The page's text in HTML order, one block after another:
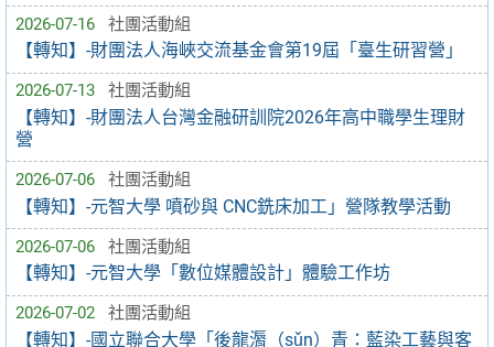
2026-07-16 社團活動組
【轉知】-財團法人海峽交流基金會第19屆「臺生研習營」
2026-07-13 社團活動組
【轉知】-財團法人台灣金融研訓院2026年高中職學生理財
營
2026-07-06 社團活動組
【轉知】-元智大學 噴砂與 CNC銑床加工」營隊教學活動
2026-07-06 社團活動組
【轉知】-元智大學「數位媒體設計」體驗工作坊
2026-07-02 社團活動組
【轉知】-國立聯合大學「後龍漘（sǔn）青：藍染工藝與客